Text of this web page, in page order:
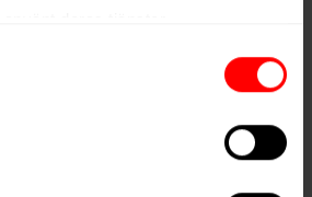
who may receive and